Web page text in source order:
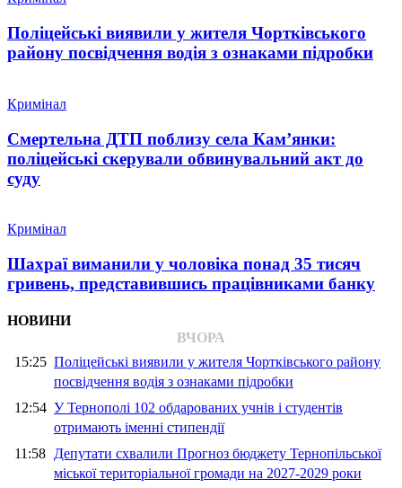
Поліцейські виявили у жителя Чортківського
району посвідчення водія з ознаками підробки
Кримінал
Смертельна ДТП поблизу села Кам’янки:
поліцейські скерували обвинувальний акт до
суду
Кримінал
Шахраї виманили у чоловіка понад 35 тисяч
гривень, представившись працівниками банку
НОВИНИ
ВЧОРА
15:25 Поліцейські виявили у жителя Чортківського району
посвідчення водія з ознаками підробки
12:54 У Тернополі 102 обдарованих учнів і студентів
отримають іменні стипендії
11:58 Депутати схвалили Прогноз бюджету Тернопільської
міської територіальної громади на 2027-2029 роки